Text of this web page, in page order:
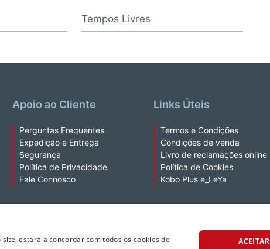
Tempos Livres
Apoio ao Cliente
Perguntas Frequentes
Expedição e Entrega
Segurança
Política de Privacidade
Fale Connosco
Links Úteis
Termos e Condições
Condições de venda
Livro de reclamações online
Política de Cookies
Kobo Plus e_LeYa
de dados.
estará a concordar com todos os cookies de
ACEITAR